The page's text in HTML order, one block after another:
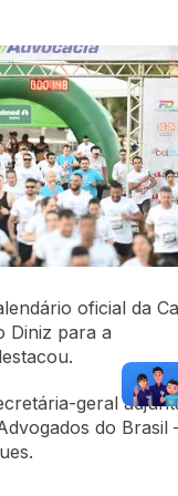
oficial da
Diniz para a
geral
do Brasil